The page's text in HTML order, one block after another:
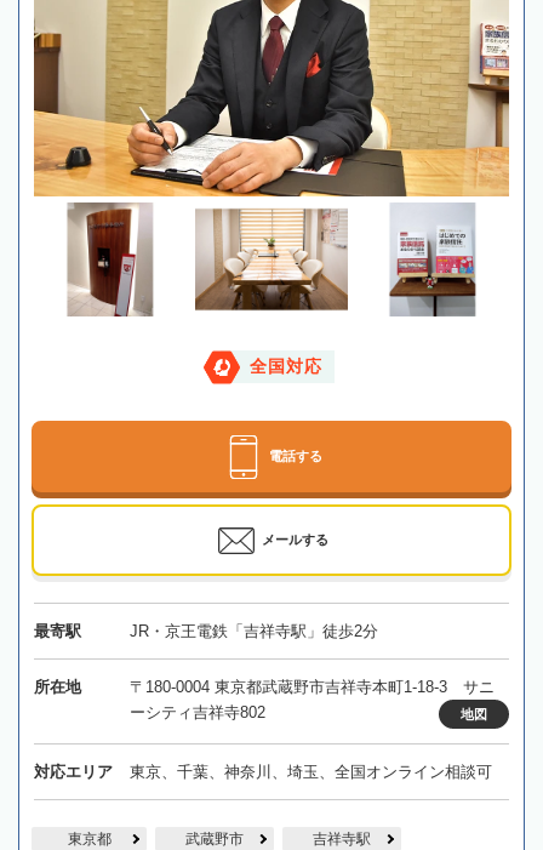
全国対応
電話する
メールする
最寄駅 JR・京王電鉄「吉祥寺駅」徒歩2分
所在地
〒180-0004 東京都武蔵野市吉祥寺本町1-18-3 サニ
ーシティ吉祥寺802
地図
対応エリア 東京、千葉、神奈川、埼玉、全国オンライン相談可
東京都 武蔵野市 吉祥寺駅